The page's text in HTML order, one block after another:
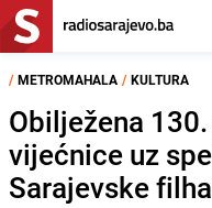
/ METROMAHALA / KULTURA
Obilježena
vijećnice uz
Sarajevske